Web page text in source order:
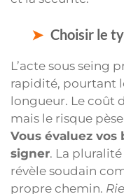
Choisir le
L’acte sous seing
rapidité, pourtant
longueur. Le coût
mais le risque
Vous évaluez vos
signer. La
révèle soudain
propre chemin.